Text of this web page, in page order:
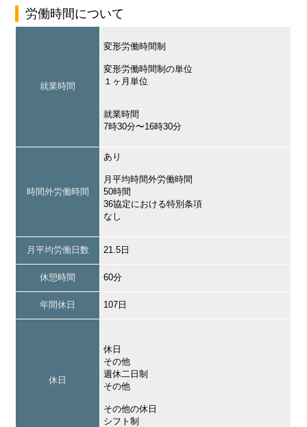
労働時間について
就業時間
変形労働時間制
変形労働時間制の単位
１ヶ月単位
就業時間
7時30分〜16時30分
時間外労働時間
あり
月平均時間外労働時間
50時間
36協定における特別条項
なし
月平均労働日数 21.5日
休憩時間 60分
年間休日 107日
休日
休日
その他
週休二日制
その他
その他の休日
シフト制